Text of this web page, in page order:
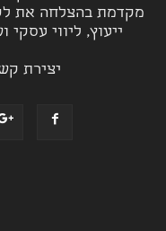
מקדמת בהצלחה את
ייעוץ, ליווי עסקי
יצירת